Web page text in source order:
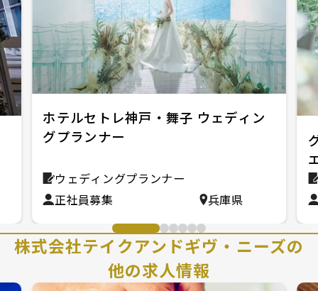
ホテルセトレ神戸・舞子 ウェディン
グプランナー
ウェディングプランナー
正社員募集
兵庫県
株式会社テイクアンドギヴ・ニーズの
他の求人情報